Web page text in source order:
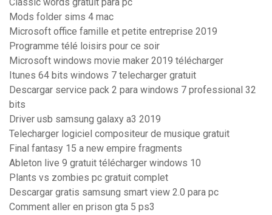
Classic words gratuit para pc
Mods folder sims 4 mac
Microsoft office famille et petite entreprise 2019
Programme télé loisirs pour ce soir
Microsoft windows movie maker 2019 télécharger
Itunes 64 bits windows 7 telecharger gratuit
Descargar service pack 2 para windows 7 professional 32
bits
Driver usb samsung galaxy a3 2019
Telecharger logiciel compositeur de musique gratuit
Final fantasy 15 a new empire fragments
Ableton live 9 gratuit télécharger windows 10
Plants vs zombies pc gratuit complet
Descargar gratis samsung smart view 2.0 para pc
Comment aller en prison gta 5 ps3